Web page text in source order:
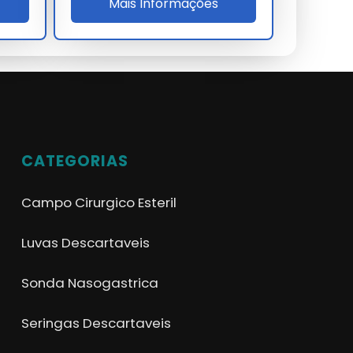
CATEGORIAS
Campo Cirurgico Esteril
Luvas Descartaveis
Sonda Nasogastrica
Seringas Descartaveis